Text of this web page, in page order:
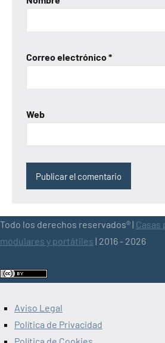
Correo electrónico*
Web
Todo los derechos reservados® | Casas
modulares y portátiles | 2016 - 2026
Aviso Legal
Política de Privacidad